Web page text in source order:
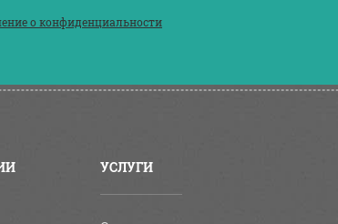
о конфиденциальности
УСЛУГИ